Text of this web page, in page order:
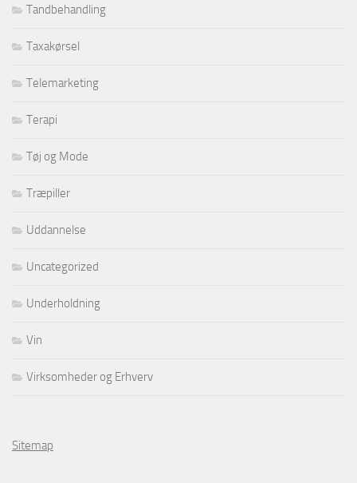
Tandbehandling
Taxakørsel
Telemarketing
Terapi
Tøj og Mode
Træpiller
Uddannelse
Uncategorized
Underholdning
Vin
Virksomheder og Erhverv
Sitemap